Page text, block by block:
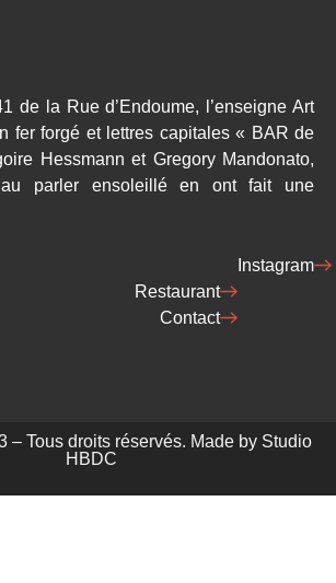
de la Rue d’Endoume, l’enseigne Art
fer forgé et lettres capitales « BAR de
Hessmann et Gregory Mandonato,
parler ensoleillé en ont fait une
Restaurant
Contact
Instagram
– Tous droits réservés. Made by Studio
HBDC